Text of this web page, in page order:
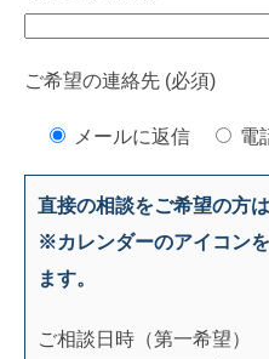
ご希望の連絡先 (必須)
メールに返信 電
直接の相談をご希望の方
※カレンダーのアイコン
ます。
ご相談日時（第一希望）